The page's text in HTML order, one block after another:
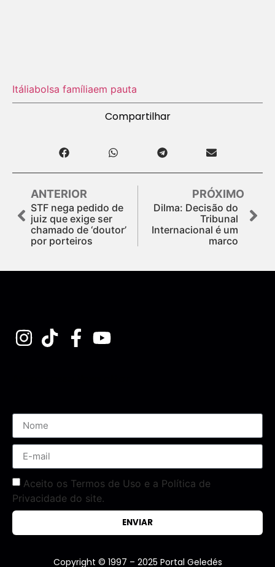
Itáliabolsa famíliaem pauta
Compartilhar
ANTERIOR
STF nega pedido de
juiz que exige ser
chamado de ‘doutor’
por porteiros
PRÓXIMO
Dilma: Decisão do
Tribunal
Internacional é um
marco
Aceito os Termos de Uso e a Política de
Privacidade do site.
ENVIAR
Copyright © 1997 – 2025 Portal Geledés